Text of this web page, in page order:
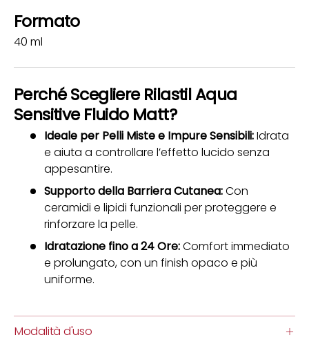
Formato
40 ml
Perché Scegliere Rilastil Aqua
Sensitive Fluido Matt?
Ideale per Pelli Miste e Impure Sensibili:Idrata
e aiuta a controllare l’effetto lucido senza
appesantire.
Supporto della Barriera Cutanea:Con
ceramidi e lipidi funzionali per proteggere e
rinforzare la pelle.
Idratazione fino a 24 Ore:Comfort immediato
e prolungato, con un finish opaco e più
uniforme.
Modalità d'uso